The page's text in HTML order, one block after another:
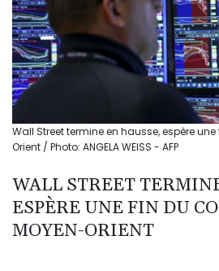
Wall Street termine en hausse, espère
Orient / Photo: ANGELA WEISS - AFP
WALL STREET
ESPÈRE UNE FIN DU
MOYEN-ORIENT